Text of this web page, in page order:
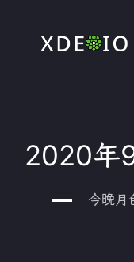
2020年
今晚月